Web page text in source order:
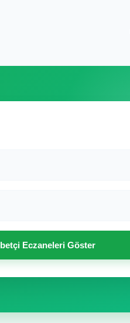
Eczaneleri Göster